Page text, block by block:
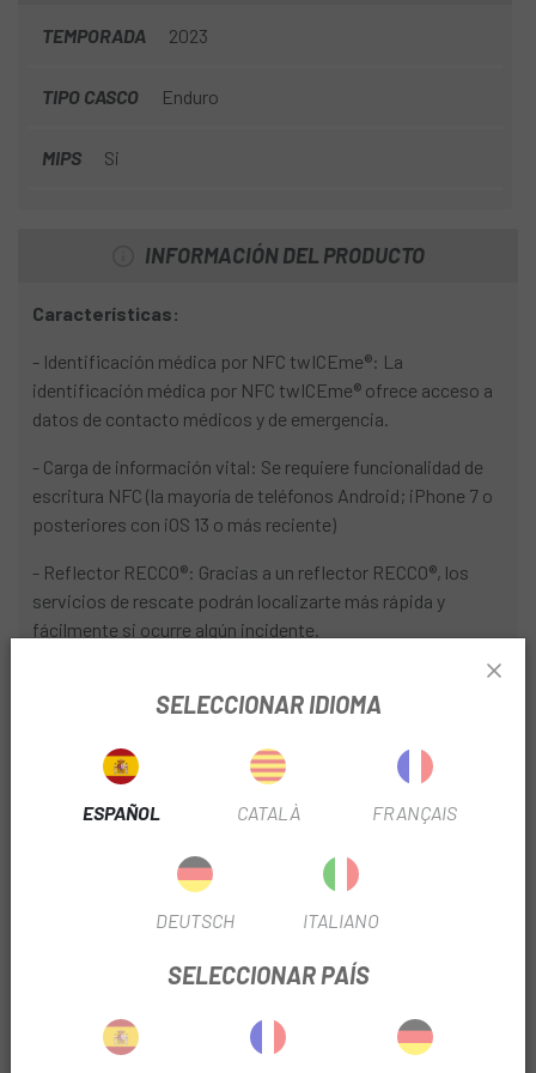
holandesa NTA 8776, que pone a prueba los cascos a
TEMPORADA 2023
TIPO CASCO Enduro
MIPS Si
INFORMACIÓN DEL PRODUCTO
Características:
- Identificación médica por NFC twICEme®: La
identificación médica por NFC twICEme® ofrece acceso a
datos de contacto médicos y de emergencia.
- Carga de información vital: Se requiere funcionalidad de
escritura NFC (la mayoría de teléfonos Android; iPhone 7 o
posteriores con iOS 13 o más reciente)
- Reflector RECCO®: Gracias a un reflector RECCO®, los
servicios de rescate podrán localizarte más rápida y
fácilmente si ocurre algún incidente.
creada por especialistas en protección craneoencefálica y
impactos giratorios.
- Ajuste regulable en 360°: Un sistema de ajuste en 360°
- Compatible con bicicletas eléctricas: El casco Kortal,
la norma holandesa NTA 8776 relativa a los cascos para
- Visera desmontable patentada: La visera desmontable
SELECCIONAR IDIOMA
ESPAÑOL CATALÀ FRANÇAIS
DEUTSCH ITALIANO
SELECCIONAR PAÍS